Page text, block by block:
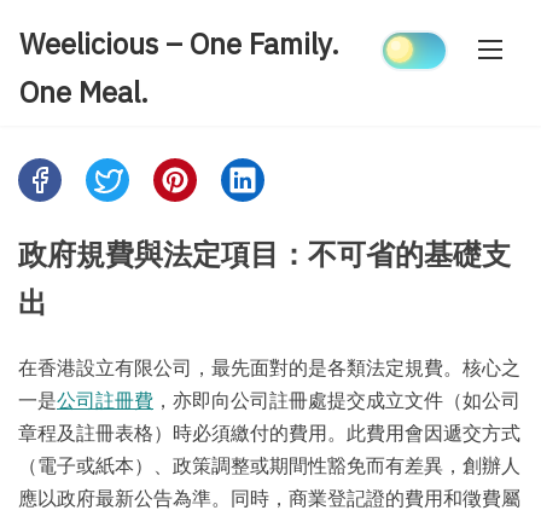
content
Weelicious – One Family.
One Meal.
Share
this
post
on:
政府規費與法定項目：不可省的基礎支
出
在香港設立有限公司，最先面對的是各類法定規費。核心之
一是公司註冊費 ，亦即向公司註冊處提交成立文件（如公司
章程及註冊表格）時必須繳付的費用。此費用會因遞交方式
（電子或紙本）、政策調整或期間性豁免而有差異，創辦人
應以政府最新公告為準。同時，商業登記證的費用和徵費屬